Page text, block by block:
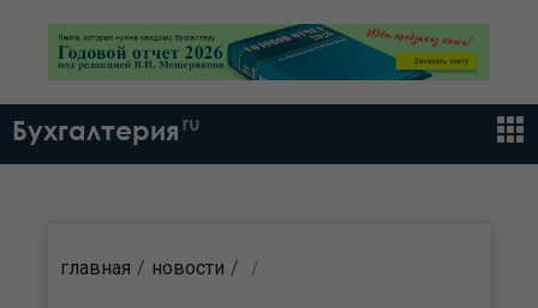
Бухгалтерия ru
главная новости